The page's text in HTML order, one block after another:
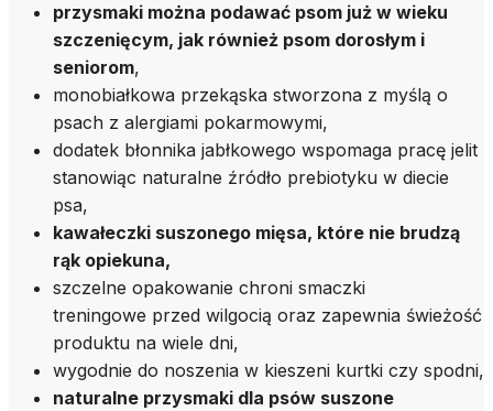
przysmaki można podawać psom już w wieku
szczenięcym, jak również psom dorosłym i
seniorom,
monobiałkowa przekąska stworzona z myślą o
psach z alergiami pokarmowymi,
dodatek błonnika jabłkowego wspomaga pracę jelit
stanowiąc naturalne źródło prebiotyku w diecie
psa,
kawałeczki suszonego mięsa, które nie brudzą
rąk opiekuna,
szczelne opakowanie chroni smaczki
treningowe przed wilgocią oraz zapewnia świeżość
produktu na wiele dni,
wygodnie do noszenia w kieszeni kurtki czy spodni,
naturalne przysmaki dla psów suszone